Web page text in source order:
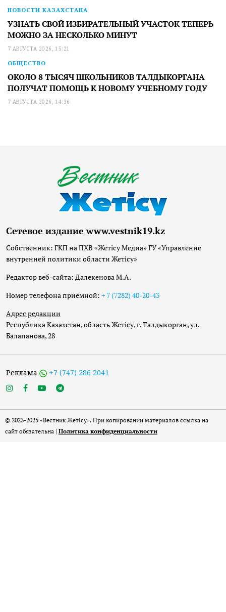
НОВОСТИ КАЗАХСТАНА
УЗНАТЬ СВОЙ ИЗБИРАТЕЛЬНЫЙ УЧАСТОК ТЕПЕРЬ
МОЖНО ЗА НЕСКОЛЬКО МИНУТ
7 АВГУСТА 2026, 15:21
ОБЩЕСТВО
ОКОЛО 8 ТЫСЯЧ ШКОЛЬНИКОВ ТАЛДЫКОРГАНА
ПОЛУЧАТ ПОМОЩЬ К НОВОМУ УЧЕБНОМУ ГОДУ
7 АВГУСТА 2026, 14:36
Сетевое издание www.vestnik19.kz
Собственник: ГКП на ПХВ «Жетісу Медиа» ГУ «Управление
внутренней политики области Жетісу»
Редактор веб-сайта: Далекенова М.А.
Номер телефона приёмной: + 7 (7282) 40-20-43
Адрес редакции
Республика Казахстан, область Жетісу, г. Талдыкорган, ул.
Балапанова, 28
Реклама +7 (747) 286 2041
© 2023-2025 «Вестник Жетісу». При копировании материалов ссылка на
сайт обязательна | Политика конфиденциальности